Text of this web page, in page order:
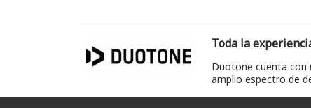
Toda la
Duotone cuenta con
amplio espectro de